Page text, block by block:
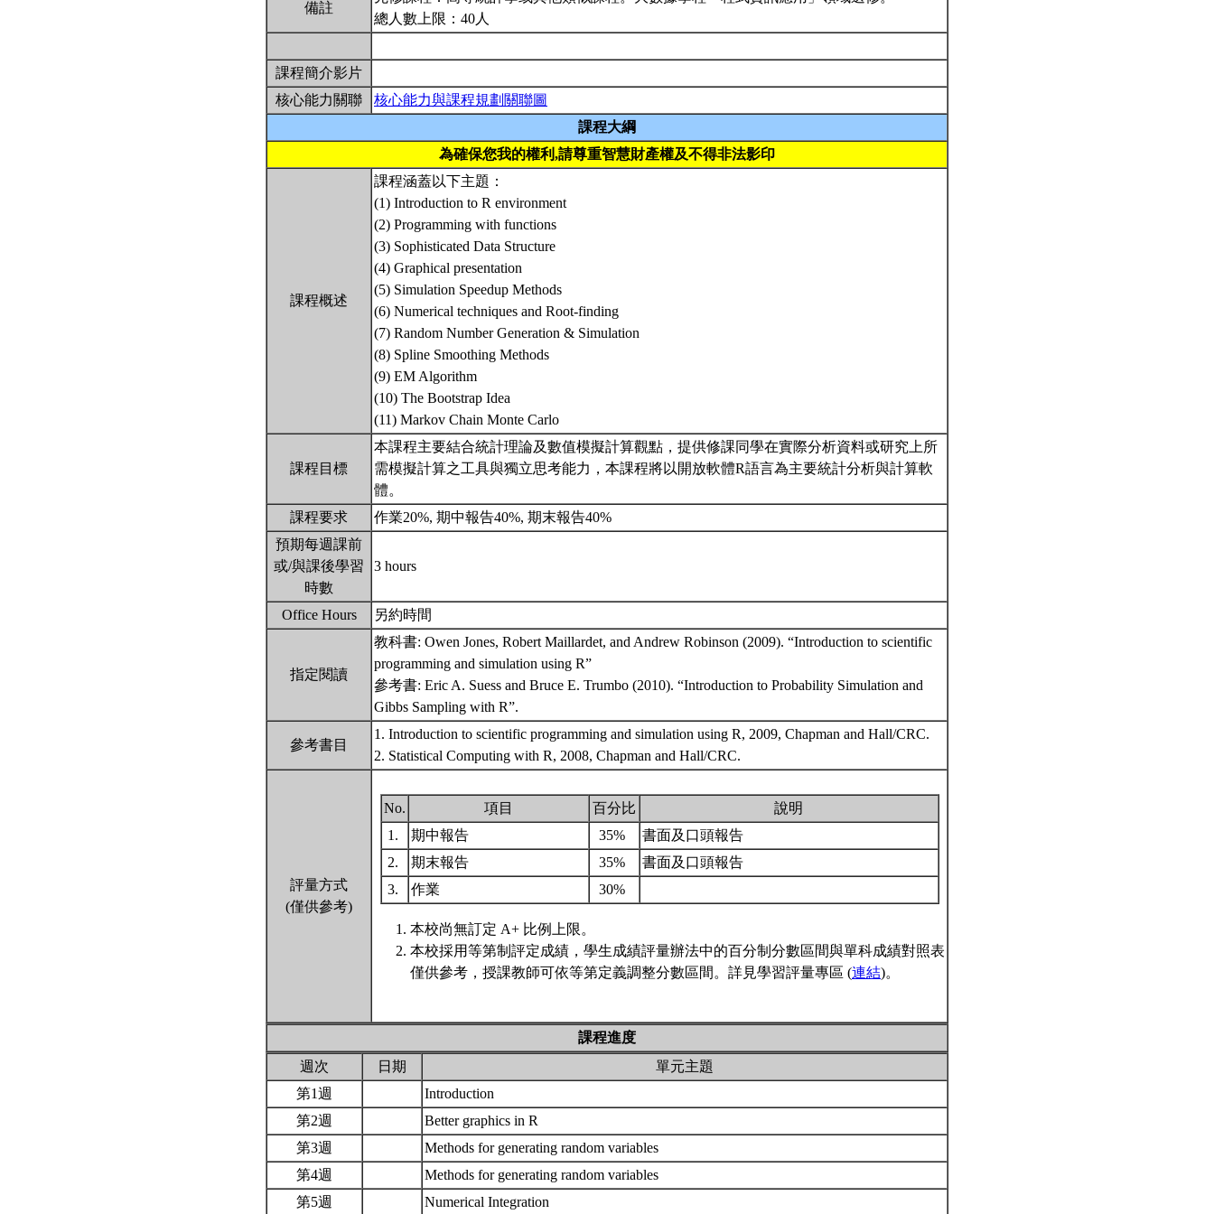
備註
總人數上限：40人
課程簡介影片
核心能力關聯
核心能力與課程規劃關聯圖
課程大綱
為確保您我的權利,請尊重智慧財產權及不得非法影印
課程概述
課程涵蓋以下主題：
(1) Introduction to R environment
(2) Programming with functions
(3) Sophisticated Data Structure
(4) Graphical presentation
(5) Simulation Speedup Methods
(6) Numerical techniques and Root-finding
(7) Random Number Generation & Simulation
(8) Spline Smoothing Methods
(9) EM Algorithm
(10) The Bootstrap Idea
(11) Markov Chain Monte Carlo
課程目標
本課程主要結合統計理論及數值模擬計算觀點，提供修課同學在實際分析資料或研究上所
需模擬計算之工具與獨立思考能力，本課程將以開放軟體R語言為主要統計分析與計算軟
體。
課程要求
作業20%, 期中報告40%, 期末報告40%
預期每週課前
或/與課後學習
時數
3 hours
Office Hours 另約時間
指定閱讀
教科書: Owen Jones, Robert Maillardet, and Andrew Robinson (2009). “Introduction to scientific
programming and simulation using R”
參考書: Eric A. Suess and Bruce E. Trumbo (2010). “Introduction to Probability Simulation and
Gibbs Sampling with R”.
參考書目
1. Introduction to scientific programming and simulation using R, 2009, Chapman and Hall/CRC.
2. Statistical Computing with R, 2008, Chapman and Hall/CRC.
評量方式
(僅供參考)
No. 項目 百分比
說明
1.
期中報告 35%
書面及口頭報告
2.
期末報告 35%
書面及口頭報告
3.
作業 30%
本校尚無訂定 A+ 比例上限。
本校採用等第制評定成績，學生成績評量辦法中的百分制分數區間與單科成績對照表
僅供參考，授課教師可依等第定義調整分數區間。詳見學習評量專區 (連結)。
課程進度
週次
日期
單元主題
第1週
Introduction
第2週
Better graphics in R
第3週
Methods for generating random variables
第4週
Methods for generating random variables
第5週
Numerical Integration